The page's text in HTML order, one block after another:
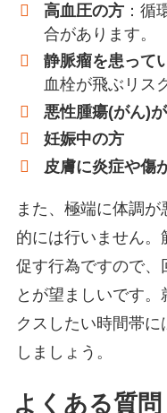
高血圧の方 ：循
合があります。
静脈瘤を患って
血栓が飛ぶリス
悪性腫瘍(がん)
妊娠中の方
皮膚に炎症や傷
また、極端に体調
的には行いません。
促す行為ですので、
とが望ましいです
クスしたい時間帯
しましょう。
よくある質